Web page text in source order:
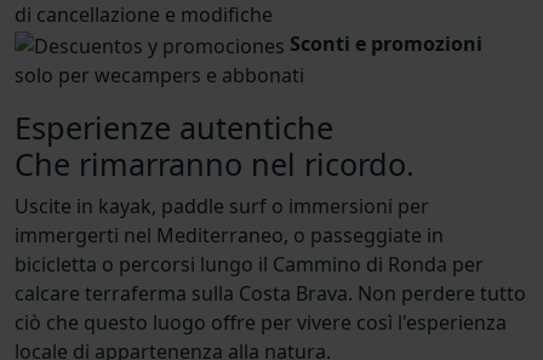
di cancellazione e modifiche
Sconti e promozioni
solo per wecampers e abbonati
Esperienze autentiche
Che rimarranno nel ricordo.
Uscite in kayak, paddle surf o immersioni per
immergerti nel Mediterraneo, o passeggiate in
bicicletta o percorsi lungo il Cammino di Ronda per
calcare terraferma sulla Costa Brava. Non perdere tutto
ciò che questo luogo offre per vivere così l'esperienza
locale di appartenenza alla natura.